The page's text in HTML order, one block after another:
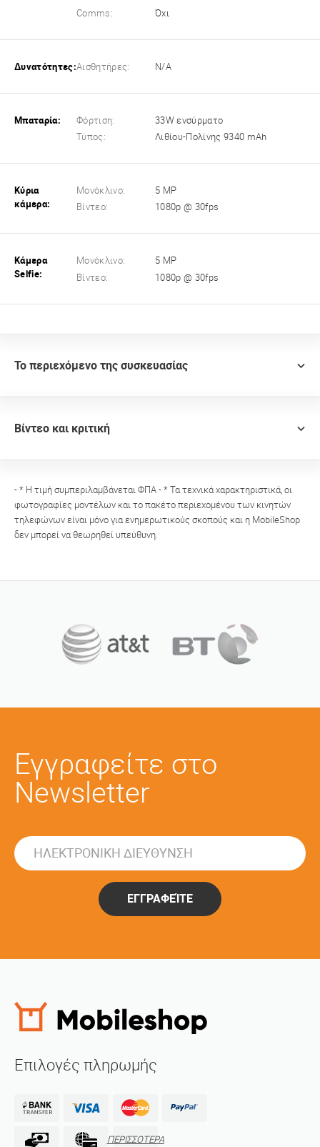
Comms:
Όχι
Δυνατότητες:Αισθητήρες: N/A
Μπαταρία: Φόρτιση:
33W ενσύρματο
Τύπος:
Λιθίου-Πολίνης 9340 mAh
Κύρια
κάμερα:
Μονόκλινο:
5 MP
Βίντεο:
1080p @ 30fps
Κάμερα
Selfie:
Μονόκλινο:
5 MP
Βίντεο:
1080p @ 30fps
Το περιεχόμενο της συσκευασίας
Βίντεο και κριτική
- * Η τιμή συμπεριλαμβάνεται ΦΠΑ - * Τα τεχνικά χαρακτηριστικά, οι
φωτογραφίες μοντέλων και το πακέτο περιεχομένου των κινητών
τηλεφώνων είναι μόνο για ενημερωτικούς σκοπούς και η MobileShop
δεν μπορεί να θεωρηθεί υπεύθυνη.
Εγγραφείτε στο
Newsletter
ΕΓΓΡΑΦΕΊΤΕ
Επιλογές πληρωμής
ΠΕΡΙΣΣΟΤΕΡΑ